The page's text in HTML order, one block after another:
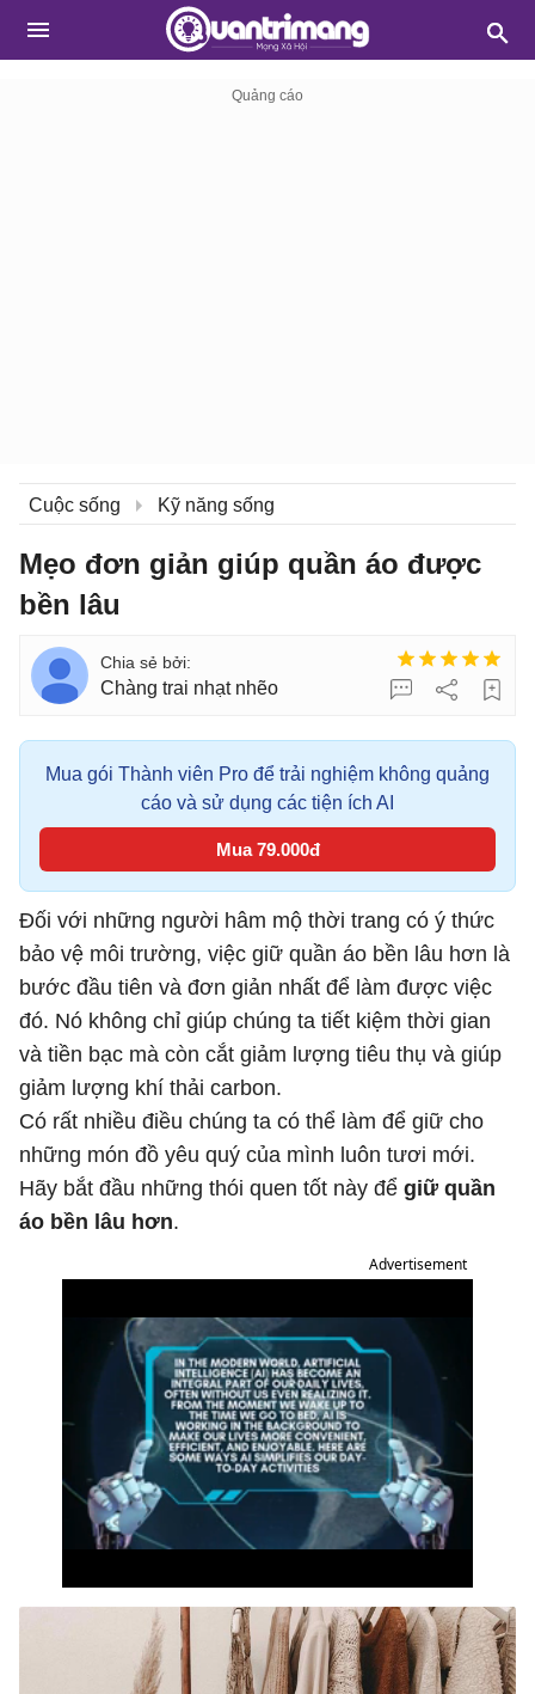
Cuộc sống Kỹ năng sống
Mẹo đơn giản giúp quần áo được
bền lâu
Chàng trai nhạt nhẽo
Mua gói Thành viên Pro để trải nghiệm không quảng
cáo và sử dụng các tiện ích AI
Mua 79.000đ
Đối với những người hâm mộ thời trang có ý thức
bảo vệ môi trường, việc giữ quần áo bền lâu hơn là
bước đầu tiên và đơn giản nhất để làm được việc
đó. Nó không chỉ giúp chúng ta tiết kiệm thời gian
và tiền bạc mà còn cắt giảm lượng tiêu thụ và giúp
giảm lượng khí thải carbon.
Có rất nhiều điều chúng ta có thể làm để giữ cho
những món đồ yêu quý của mình luôn tươi mới.
Hãy bắt đầu những thói quen tốt này để giữ quần
áo bền lâu hơn.
Advertisement